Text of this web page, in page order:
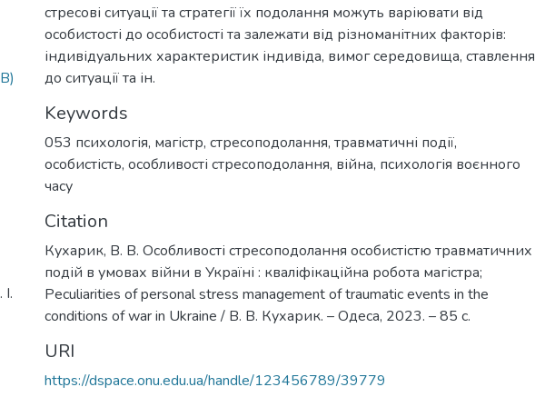
стресові ситуації та стратегії їх подолання можуть варіювати від
особистості до особистості та залежати від різноманітних факторів:
індивідуальних характеристик індивіда, вимог середовища, ставлення
до ситуації та ін.
Keywords
053 психологія, магістр, стресоподолання, травматичні події,
особистість, особливості стресоподолання, війна, психологія воєнного
часу
Citation
Кухарик, В. В. Особливості стресоподолання особистістю травматичних
подій в умовах війни в Україні : кваліфікаційна робота магістра;
Peculiarities of personal stress management of traumatic events in the
conditions of war in Ukraine / В. В. Кухарик. – Одеса, 2023. – 85 с.
URI
https://dspace.onu.edu.ua/handle/123456789/39779